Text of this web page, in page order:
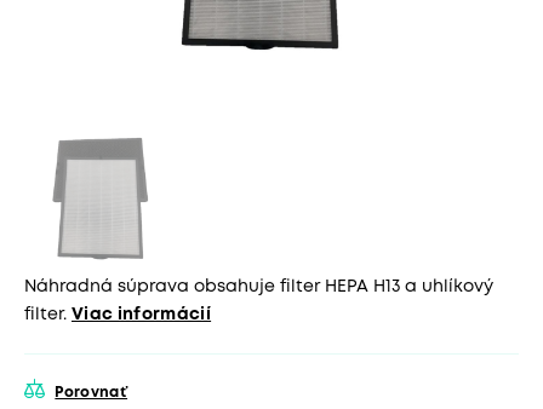
Náhradná súprava obsahuje filter HEPA H13 a uhlíkový
filter. Viac informácií
Porovnať